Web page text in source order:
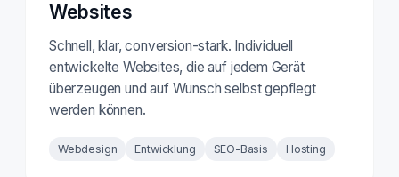
Websites
Schnell, klar, conversion-stark. Individuell
entwickelte Websites, die auf jedem Gerät
überzeugen und auf Wunsch selbst gepflegt
werden können.
Webdesign Entwicklung SEO-Basis Hosting